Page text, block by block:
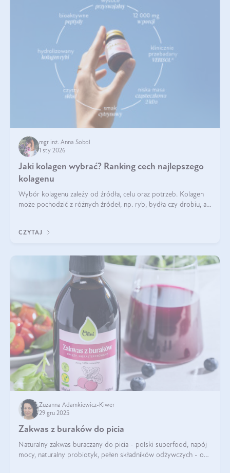
mgr inż. Anna Sobol
1 sty 2026
Jaki kolagen wybrać? Ranking cech najlepszego
kolagenu
Wybór kolagenu zależy od źródła, celu oraz potrzeb. Kolagen
może pochodzić z różnych źródeł, np. ryb, bydła czy drobiu, a
bydlęcy.
CZYTAJ
Zuzanna Adamkiewicz-Kiwer
29 gru 2025
Zakwas z buraków do picia
Naturalny zakwas buraczany do picia - polski superfood, napój
mocy, naturalny probiotyk, pełen składników odżywczych - o